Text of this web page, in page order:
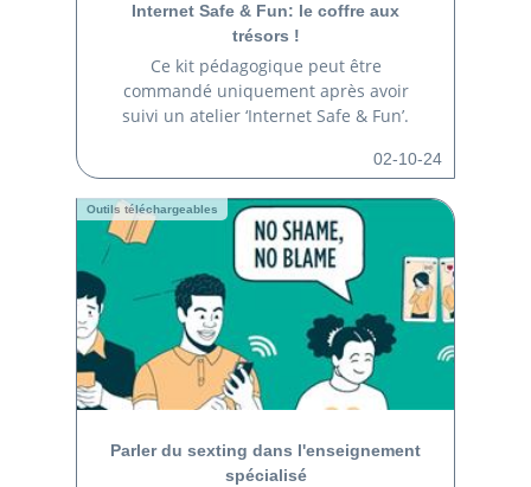
Internet Safe & Fun: le coffre aux
trésors !
Ce kit pédagogique peut être
commandé uniquement après avoir
suivi un atelier ‘Internet Safe & Fun’.
02-10-24
Outils téléchargeables
Parler du sexting dans l'enseignement
spécialisé